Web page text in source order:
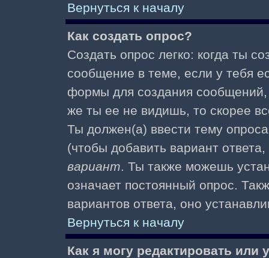
Вернуться к началу
Как создать опрос?
Создать опрос легко: когда ты
сообщение в теме, если у тебя
формы для создания
же ты ее не видишь, то скорее
Ты должен(а) ввести тему
(чтобы добавить вариант
вариант. Ты также можешь
означает постоянный опрос.
вариантов ответа, оно
Вернуться к началу
Как я могу редактировать или